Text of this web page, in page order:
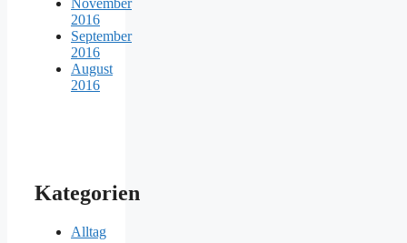
2016
September
2016
August
2016
Kategorien
Alltag